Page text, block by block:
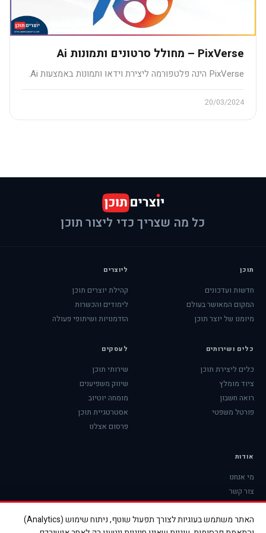
PixVerse – מחולל סרטונים ותמונות Ai
PixVerse הינה פלטפורמה ליצירת וידאו ותמונות באמצעות Ai.
20/03/2024
כל מה שצריך כדי ליצור תוכן
תוכן
חדשות ועדכונים
המקום המאושר בעולם
מיומנו של יוצר תוכן
ליוצרים
קהילת יוצרים תוכן
לימודים והכשרות
הזדמנויות ושיתופי פעולה
כלים ושירותים
כלים ליצירת תוכן
ציוד מומלץ
רואה חשבון
פורטל משפטי
לעסקים
שירותי תוכן
שיווק משפיענים
מומחה יוטיוב
אסטרטגיית תוכן
פרסום אצלנו
אודות
מי אנחנו
צור קשר
האתר משתמש בעוגיות לצורך תפעול שוטף, ניתוח שימוש (Analytics)